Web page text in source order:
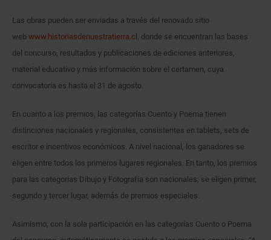
Las obras pueden ser enviadas a través del renovado sitio
web www.historiasdenuestratierra.cl , donde se encuentran las bases
del concurso, resultados y publicaciones de ediciones anteriores,
material educativo y más información sobre el certamen, cuya
convocatoria es hasta el 31 de agosto.
En cuanto a los premios, las categorías Cuento y Poema tienen
distinciones nacionales y regionales, consistentes en tablets, sets de
escritor e incentivos económicos. A nivel nacional, los ganadores se
eligen entre todos los primeros lugares regionales. En tanto, los premios
para las categorías Dibujo y Fotografía son nacionales; se eligen primer,
segundo y tercer lugar, además de premios especiales.
Asimismo, con la sola participación en las categorías Cuento o Poema